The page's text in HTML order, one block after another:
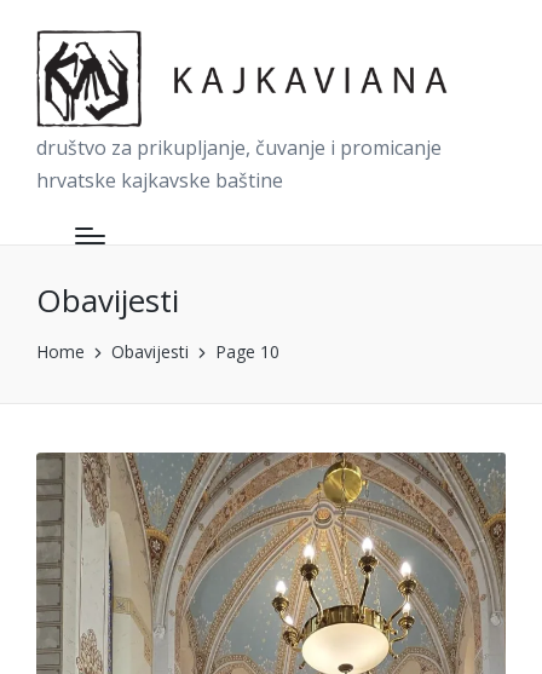
društvo za prikupljanje, čuvanje i promicanje
hrvatske kajkavske baštine
Obavijesti
Home Obavijesti Page 10